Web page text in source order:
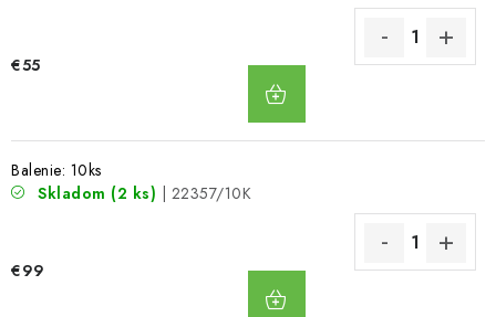
€55
Balenie: 10ks
Skladom (2 ks) | 22357/10K
€99